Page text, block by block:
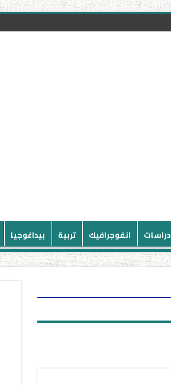
دراسات انفوجرافيك تربية بيداغوجيا